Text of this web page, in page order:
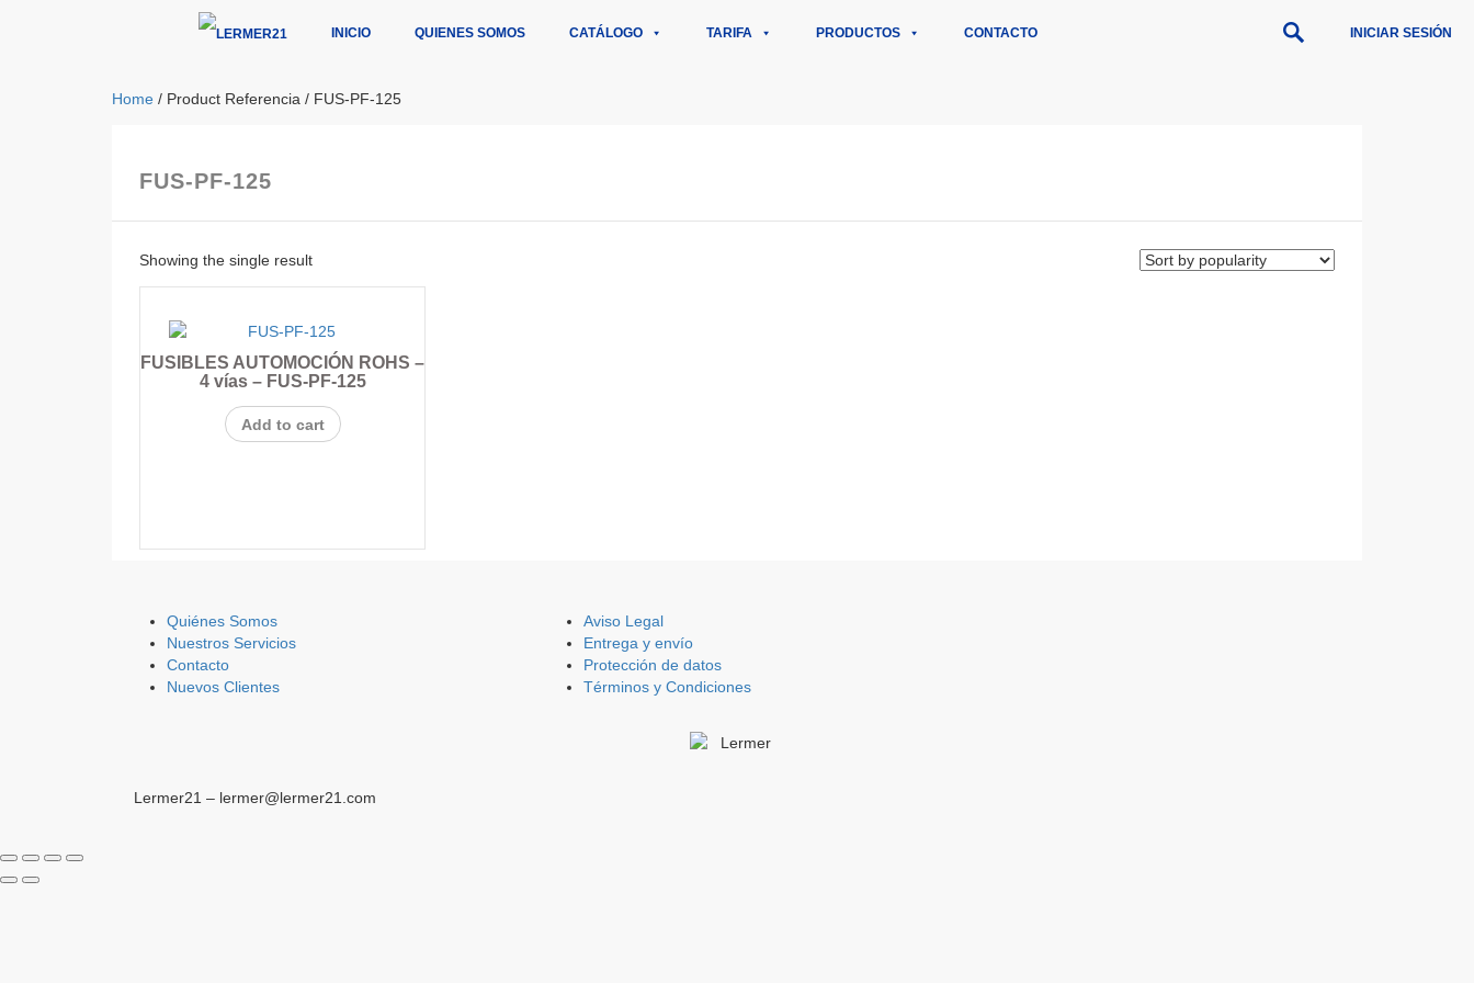
INICIO QUIENES SOMOS CATÁLOGO TARIFA PRODUCTOS CONTACTO INICIAR SESIÓN
Home / Product Referencia / FUS-PF-125
FUS-PF-125
Showing the single result
FUSIBLES AUTOMOCIÓN ROHS –
4 vías – FUS-PF-125
Add to cart
Quiénes Somos
Nuestros Servicios
Contacto
Nuevos Clientes
Aviso Legal
Entrega y envío
Protección de datos
Términos y Condiciones
Lermer21 – lermer@lermer21.com